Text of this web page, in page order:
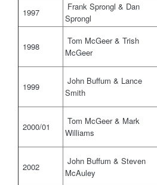
1997
Frank Sprongl & Dan
Sprongl
1998
Tom McGeer & Trish
McGeer
1999
John Buffum & Lance
Smith
2000/01
Tom McGeer & Mark
Williams
2002
John Buffum & Steven
McAuley